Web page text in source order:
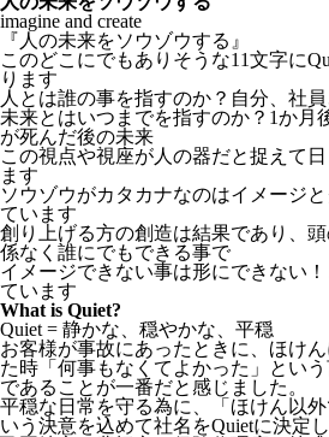
imagine and create
『人の未来をソウゾウする』
このどこにでもありそうな11文字に
ります
人とは誰の事を指すのか？自分、社
未来とはいつまでを指すのか？1か月
が死んだ後の未来
この視点や視座が人の器だと捉えて
ます
ソウゾウがカタカナなのはイメージ
ています
創り上げる方の創造は結果であり、
係なく誰にでもできる事で
イメージできない事は形にできない
ています
What is Quiet?
Quiet = 静かな、穏やかな、平穏
お客様が事故にあったときに、ほけ
た時「何事もなくてよかった」という
であることが一番だと感じました。
平穏な日常を守る為に、「ほけん以
いう決意を込めて社名をQuietに決定し